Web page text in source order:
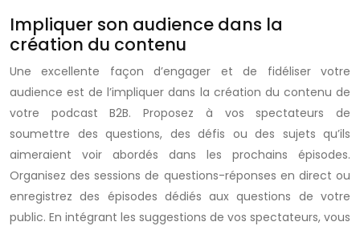
Impliquer son audience dans la
création du contenu
Une excellente façon d’engager et de fidéliser votre
audience est de l’impliquer dans la création du contenu de
votre podcast B2B. Proposez à vos spectateurs de
soumettre des questions, des défis ou des sujets qu’ils
aimeraient voir abordés dans les prochains épisodes.
Organisez des sessions de questions-réponses en direct ou
enregistrez des épisodes dédiés aux questions de votre
public. En intégrant les suggestions de vos spectateurs, vous